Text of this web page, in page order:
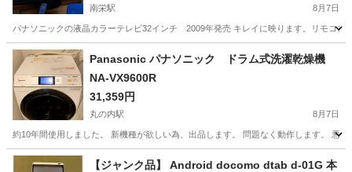
南栄駅 8月7日
パナソニックの液晶カラーテレビ32インチ 2009年発売 キレイに映ります。リモコン
愛知 豊橋市 テレビ
Panasonic パナソニック ドラム式洗濯乾燥機
NA-VX9600R
31,359円
丸の内駅 8月7日
約10年間使用しました。 新機種が欲しい為、出品します。 問題なく動作します。 悪
愛知 名古屋市 丸の内駅
【ジャンク品】 Android docomo dtab d-01G 本